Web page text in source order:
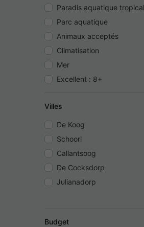
Paradis aquatique tropical
Parc aquatique
Animaux acceptés
Climatisation
Mer
Excellent : 8+
Villes
De Koog
Schoorl
Callantsoog
De Cocksdorp
Julianadorp
Budget